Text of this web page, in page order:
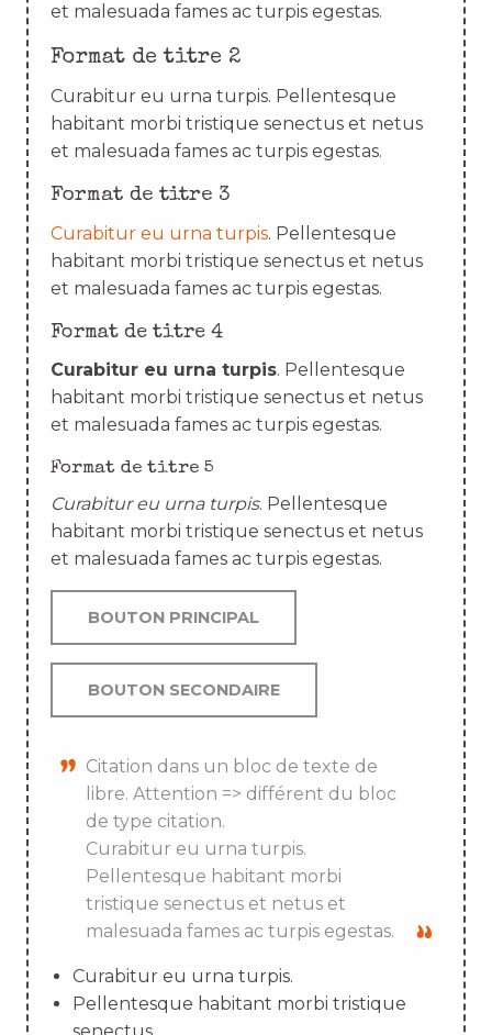
et malesuada fames ac turpis egestas.
Format de titre 2
Curabitur eu urna turpis. Pellentesque
habitant morbi tristique senectus et netus
et malesuada fames ac turpis egestas.
Format de titre 3
Curabitur eu urna turpis. Pellentesque
habitant morbi tristique senectus et netus
et malesuada fames ac turpis egestas.
Format de titre 4
Curabitur eu urna turpis. Pellentesque
habitant morbi tristique senectus et netus
et malesuada fames ac turpis egestas.
Format de titre 5
Curabitur eu urna turpis. Pellentesque
habitant morbi tristique senectus et netus
et malesuada fames ac turpis egestas.
BOUTON PRINCIPAL
BOUTON SECONDAIRE
Citation dans un bloc de texte de
libre. Attention => différent du bloc
de type citation.
Curabitur eu urna turpis.
Pellentesque habitant morbi
tristique senectus et netus et
malesuada fames ac turpis egestas.
Curabitur eu urna turpis.
Pellentesque habitant morbi tristique